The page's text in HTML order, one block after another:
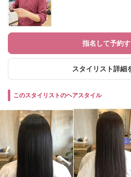
指名して予約
スタイリスト詳細
このスタイリストのヘアスタイル